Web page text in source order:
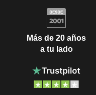
Más de 20 años
a tu lado